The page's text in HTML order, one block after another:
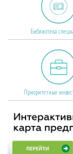
Библиотека
Приоритетные